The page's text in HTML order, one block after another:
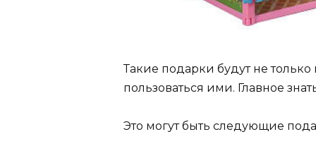
Такие подарки будут не
пользоваться ими. Главное
Это могут быть следующие